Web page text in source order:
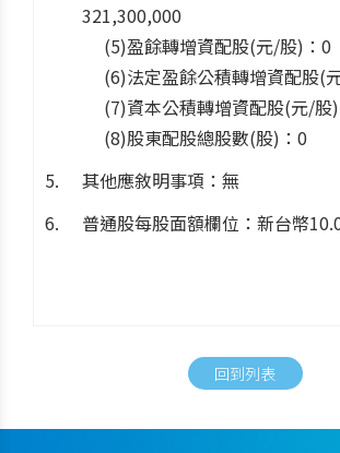
321,300,000
(5)盈餘轉增資配股(元/股)：0
(6)法定盈餘公積轉增資配股(
(7)資本公積轉增資配股(元/股
(8)股東配股總股數(股)：0
其他應敘明事項：無
普通股每股面額欄位：新台幣
回到列表